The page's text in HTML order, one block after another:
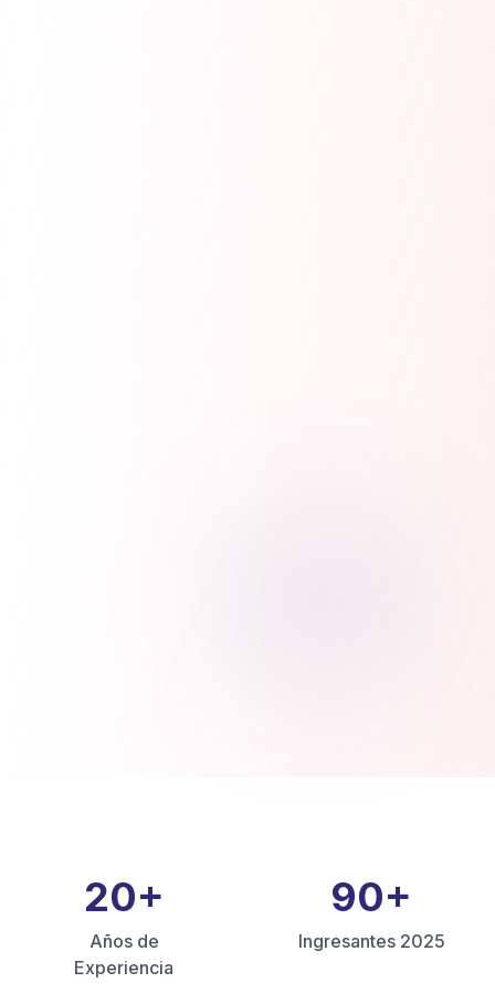
20+
Años de
Experiencia
90+
Ingresantes 2025